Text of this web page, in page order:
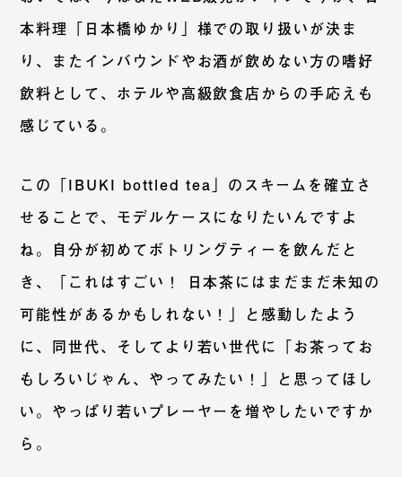
本料理「日本橋ゆかり」様での取り扱いが決ま
り、またインバウンドやお酒が飲めない方の嗜好
飲料として、ホテルや高級飲食店からの手応えも
感じている。
この「IBUKI bottled tea」のスキームを確立さ
せることで、モデルケースになりたいんですよ
ね。自分が初めてボトリングティーを飲んだと
き、「これはすごい！ 日本茶にはまだまだ未知の
可能性があるかもしれない！」と感動したよう
に、同世代、そしてより若い世代に「お茶ってお
もしろいじゃん、やってみたい！」と思ってほし
い。やっぱり若いプレーヤーを増やしたいですか
ら。